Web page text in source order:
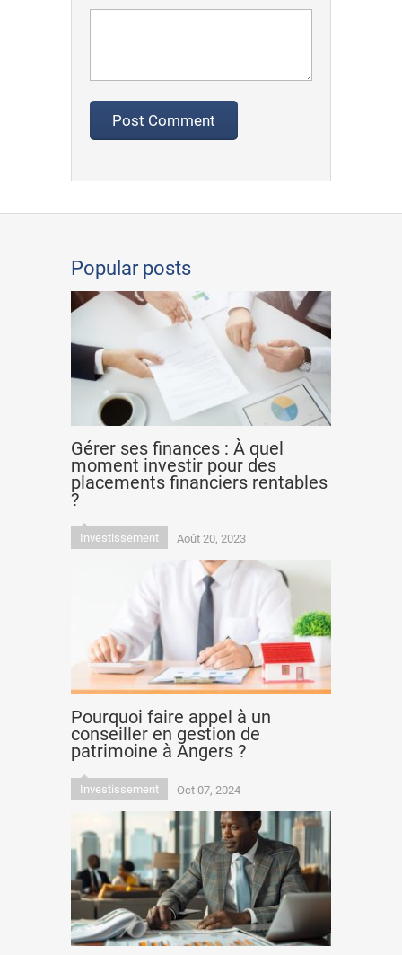
Popular posts
Gérer ses finances : À quel
moment investir pour des
placements financiers rentables
?
Investissement Août 20, 2023
Pourquoi faire appel à un
conseiller en gestion de
patrimoine à Angers ?
Investissement Oct 07, 2024